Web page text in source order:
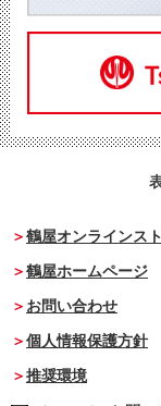
鶴屋オンラインス
鶴屋ホームページ
お問い合わせ
個人情報保護方針
推奨環境